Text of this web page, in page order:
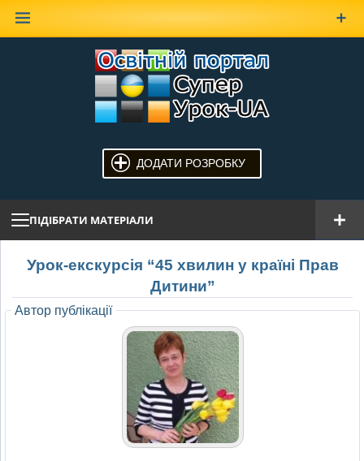
ДОДАТИ РОЗРОБКУ
ПІДІБРАТИ МАТЕРІАЛИ
Урок-екскурсія “45 хвилин у країні Прав
Дитини”
Автор публікації